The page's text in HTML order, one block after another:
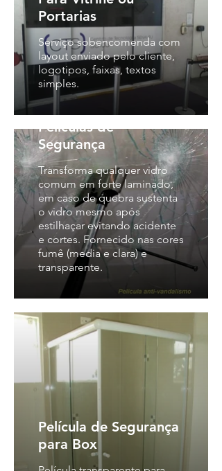
Portarias
Serviço sobencomenda com
layout enviado pelo cliente,
logotipos, faixas, textos
simples.
Películas de
Segurança
Transforma qualquer vidro
comum em forte laminado,
em caso de quebra sustenta
o vidro mesmo após
estilhaçar evitando acidente
e cortes. Fornecido nas cores
fumê (media e clara) e
transparente.
Película de Segurança
para Box